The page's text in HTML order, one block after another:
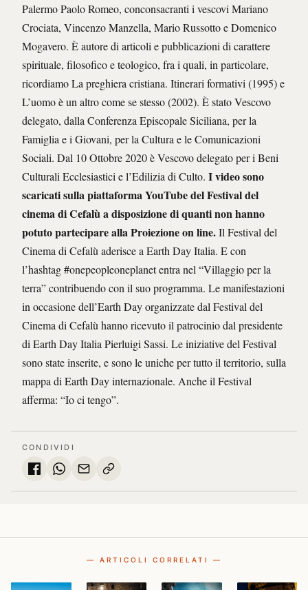
Palermo Paolo Romeo, conconsacranti i vescovi Mariano
Crociata, Vincenzo Manzella, Mario Russotto e Domenico
Mogavero. È autore di articoli e pubblicazioni di carattere
spirituale, filosofico e teologico, fra i quali, in particolare,
ricordiamo La preghiera cristiana. Itinerari formativi (1995) e
L’uomo è un altro come se stesso (2002). È stato Vescovo
delegato, dalla Conferenza Episcopale Siciliana, per la
Famiglia e i Giovani, per la Cultura e le Comunicazioni
Sociali. Dal 10 Ottobre 2020 è Vescovo delegato per i Beni
Culturali Ecclesiastici e l’Edilizia di Culto. I video sono
scaricati sulla piattaforma YouTube del Festival del
cinema di Cefalù a disposizione di quanti non hanno
potuto partecipare alla Proiezione on line.Il Festival del
Cinema di Cefalù aderisce a Earth Day Italia. E con
l’hashtag #onepeopleoneplanet entra nel “Villaggio per la
terra” contribuendo con il suo programma. Le manifestazioni
in occasione dell’Earth Day organizzate dal Festival del
Cinema di Cefalù hanno ricevuto il patrocinio dal presidente
di Earth Day Italia Pierluigi Sassi. Le iniziative del Festival
sono state inserite, e sono le uniche per tutto il territorio, sulla
mappa di Earth Day internazionale. Anche il Festival
afferma: “Io ci tengo”.
CONDIVIDI
— ARTICOLI CORRELATI —